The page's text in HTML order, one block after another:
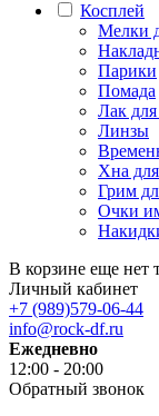
Косплей
Мелки
Парики
Помада
Лак
Линзы
Хна
Грим
Очки
В корзине еще нет
Личный кабинет
+7 (989)579-06-44
info@rock-df.ru
Ежедневно
12:00 - 20:00
Обратный звонок